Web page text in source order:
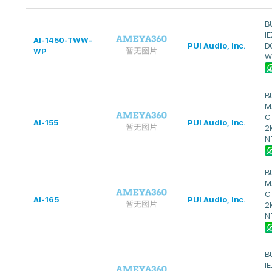
AI-1450-TWW-
WP
PUI Audio, Inc.
AI-155 PUI Audio, Inc.
C
AI-165 PUI Audio, Inc.
C